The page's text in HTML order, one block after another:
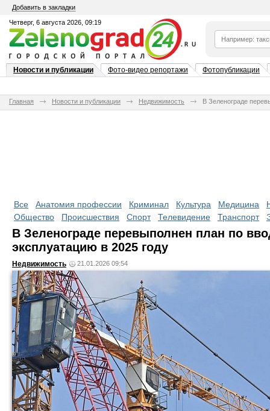
Добавить в закладки
Четверг, 6 августа 2026, 09:19
Новости и публикации Фото-видео репортажи Фотопубликации
Главная Новости и публикации Недвижимость В Зеленограде
Все Анатомия профессии Криминал Культура Медицина
Общество
Происшествия Спорт Телевидение Транспорт
В Зеленограде перевыполнен план по
эксплуатацию в 2025 году
Недвижимость 21.01.2026 09:54